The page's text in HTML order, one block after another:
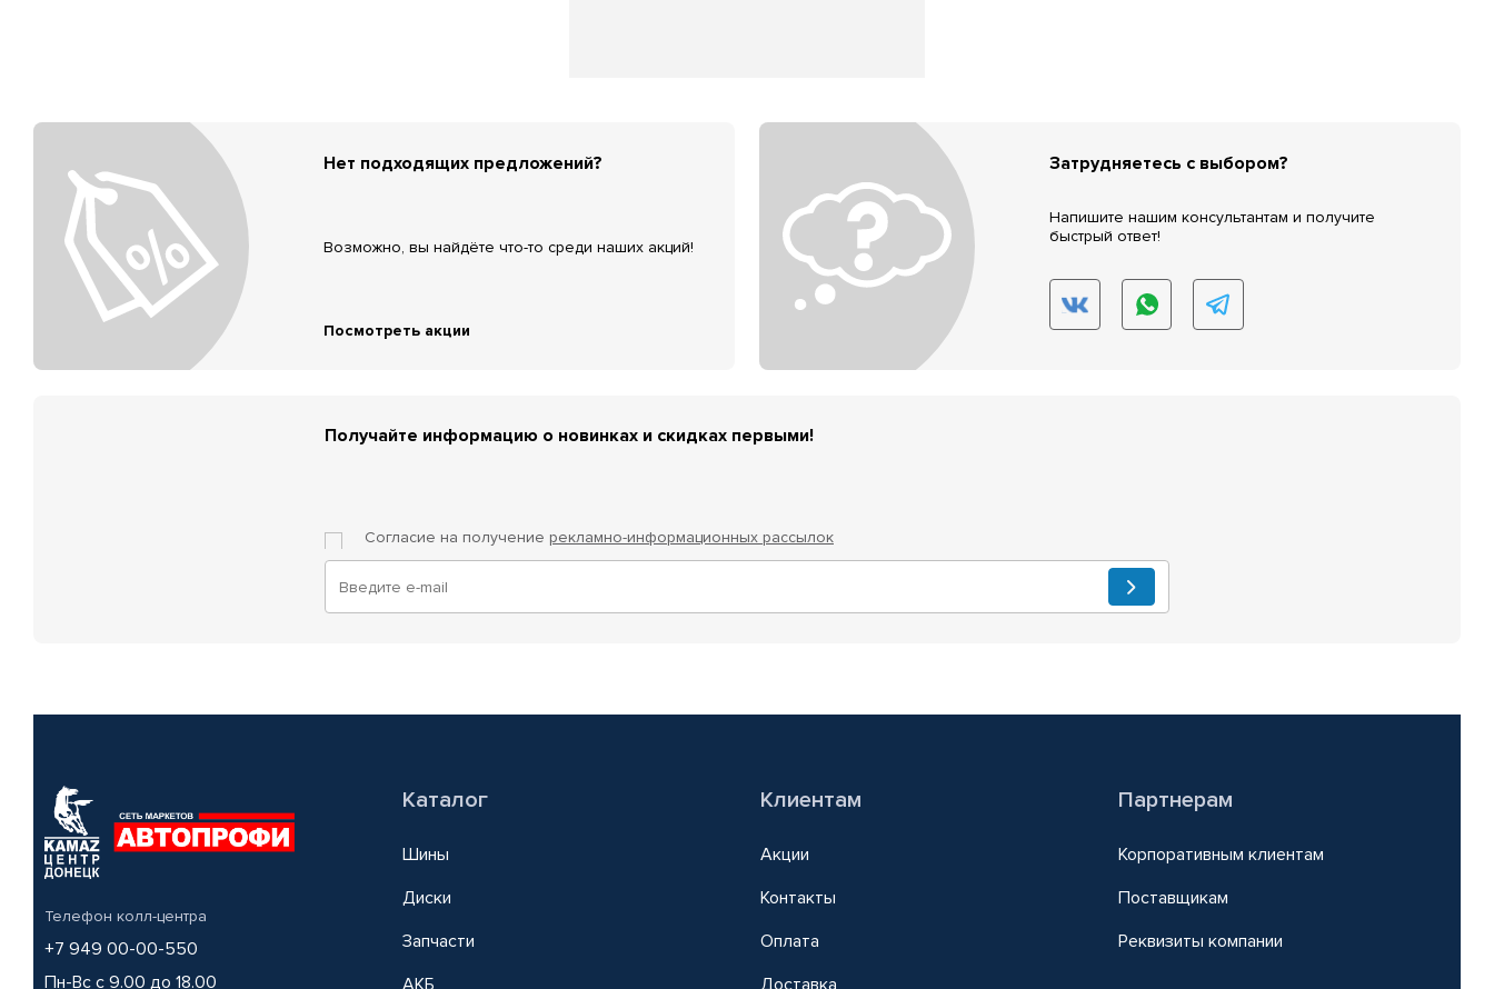
Нет подходящих предложений?
Возможно, вы найдёте что-то среди наших акций!
Посмотреть акции
Затрудняетесь с выбором?
Напишите нашим консультантам и получите
быстрый ответ!
Получайте информацию о новинках и скидках первыми!
Согласие на получение рекламно-информационных рассылок
Телефон колл-центра
+7 949 00-00-550
Пн-Вс с 9.00 до 18.00
Каталог
Шины
Диски
Запчасти
АКБ
Клиентам
Акции
Контакты
Оплата
Доставка
Партнерам
Корпоративным клиентам
Поставщикам
Реквизиты компании